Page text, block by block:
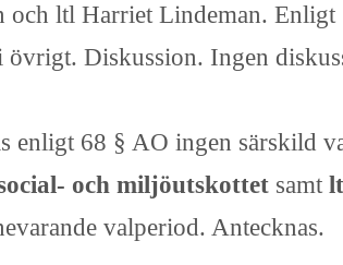
och ltl Harriet Lindeman.
övrigt. Diskussion. Ingen
enligt 68 § AO ingen särskild
och miljöutskottet samt
valperiod. Antecknas.